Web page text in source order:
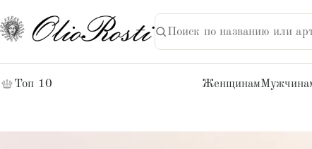
Поиск:
Поиск по названию или
НАЙТИ
Топ 10 Женщинам